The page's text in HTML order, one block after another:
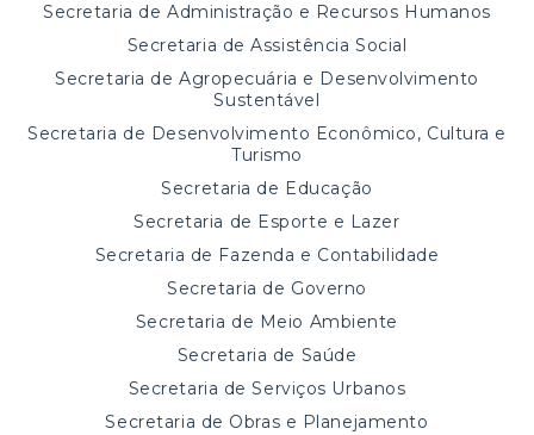
Secretaria de Administração e Recursos Humanos
Secretaria de Assistência Social
Secretaria de Agropecuária e Desenvolvimento
Sustentável
Secretaria de Desenvolvimento Econômico, Cultura e
Turismo
Secretaria de Educação
Secretaria de Esporte e Lazer
Secretaria de Fazenda e Contabilidade
Secretaria de Governo
Secretaria de Meio Ambiente
Secretaria de Saúde
Secretaria de Serviços Urbanos
Secretaria de Obras e Planejamento